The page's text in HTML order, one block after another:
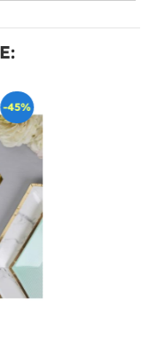
-45%